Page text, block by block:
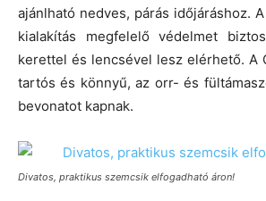
ajánlható nedves, párás időjáráshoz.
kialakítás megfelelő védelmet
kerettel és lencsével lesz elérhető. A
tartós és könnyű, az orr- és
bevonatot kapnak.
Divatos, praktikus szemcsik elfogadható áron!